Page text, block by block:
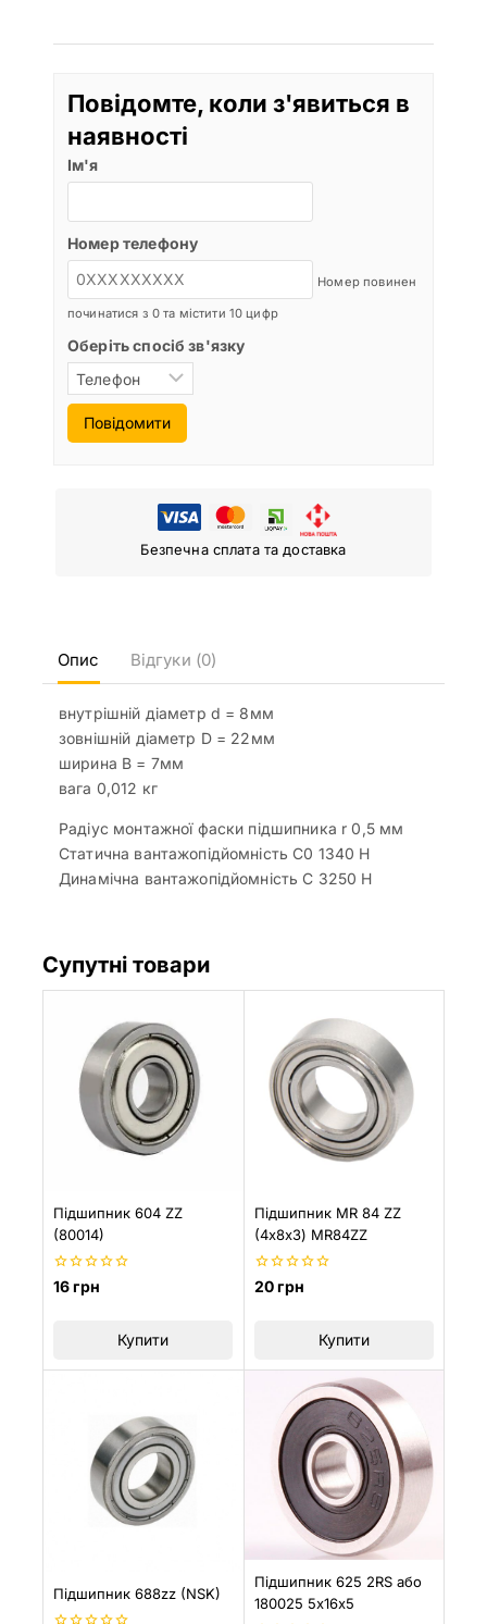
Повідомте, коли з'явиться в
наявності
Ім'я
Номер телефону
Номер повинен
починатися з 0 та містити 10 цифр
Оберіть спосіб зв'язку
Повідомити
Безпечна сплата та доставка
Опис Відгуки (0)
внутрішній діаметр d = 8мм
зовнішній діаметр D = 22мм
ширина B = 7мм
вага 0,012 кг
Радіус монтажної фаски підшипника r 0,5 мм
Статична вантажопідйомність C0 1340 Н
Динамічна вантажопідйомність C 3250 Н
Супутні товари
Підшипник 604 ZZ
(80014)
0
16грн
Купити
Підшипник MR 84 ZZ
(4х8х3) MR84ZZ
0
20грн
Купити
Підшипник 688zz (NSK)
Підшипник 625 2RS або
180025 5х16х5